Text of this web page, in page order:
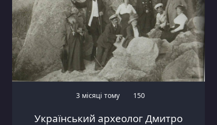
3 місяці тому 150
Український археолог Дмитро